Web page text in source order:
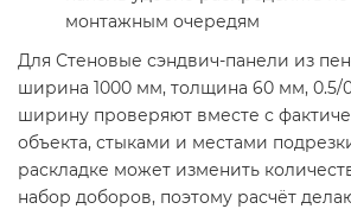
монтажным очередям
Для Стеновые сэндвич-панели из
ширина 1000 мм, толщина 60 мм, 0.5/
ширину проверяют вместе с
объекта, стыками и местами
раскладке может изменить
набор доборов, поэтому расчёт